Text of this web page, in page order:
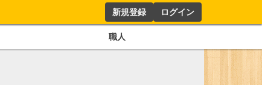
新規登録 ログイン
職人